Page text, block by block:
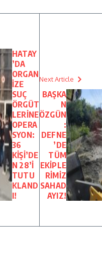
HATAY
’DA
ORGAN
İZE
SUÇ
ÖRGÜT
LERİNE
OPERA
SYON:
36
KİŞİ’DE
N 28’İ
TUTU
KLAND
I!
Next Article
BAŞKA
N
ÖZGÜN
:
DEFNE
’DE
TÜM
EKİPLE
RİMİZ
SAHAD
AYIZ!